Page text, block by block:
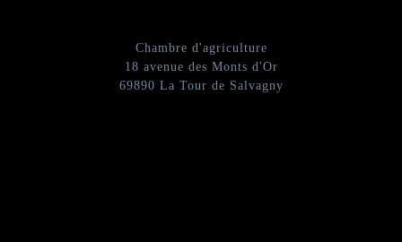
Chambre d'agriculture
18 avenue des Monts d'Or
69890 La Tour de Salvagny